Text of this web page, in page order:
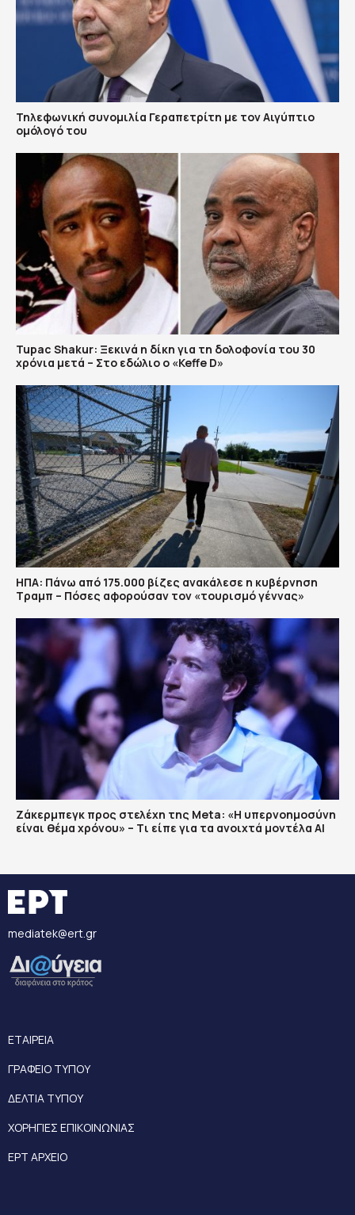
Τηλεφωνική συνομιλία Γεραπετρίτη με τον Αιγύπτιο
ομόλογό του
Tupac Shakur: Ξεκινά η δίκη για τη δολοφονία του 30
χρόνια μετά – Στο εδώλιο ο «Keffe D»
ΗΠΑ: Πάνω από 175.000 βίζες ανακάλεσε η κυβέρνηση
Τραμπ – Πόσες αφορούσαν τον «τουρισμό γέννας»
Ζάκερμπεγκ προς στελέχη της Μeta: «Η υπερνοημοσύνη
είναι θέμα χρόνου» – Tι είπε για τα ανοιχτά μοντέλα ΑΙ
mediatek@ert.gr
ΕΤΑΙΡΕΙΑ
ΓΡΑΦΕΙΟ ΤΥΠΟΥ
ΔΕΛΤΙΑ ΤΥΠΟΥ
ΧΟΡΗΓΙΕΣ ΕΠΙΚΟΙΝΩΝΙΑΣ
ΕΡΤ ΑΡΧΕΙΟ